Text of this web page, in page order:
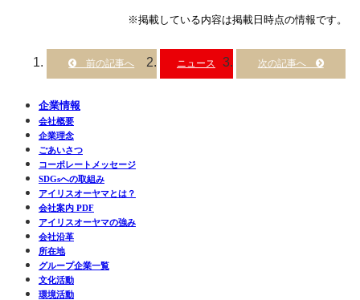
※掲載している内容は掲載日時点の情報です。
ニュース
企業情報
会社概要
企業理念
ごあいさつ
コーポレートメッセージ
SDGsへの取組み
アイリスオーヤマとは？
会社案内 PDF
アイリスオーヤマの強み
会社沿革
所在地
グループ企業一覧
文化活動
環境活動